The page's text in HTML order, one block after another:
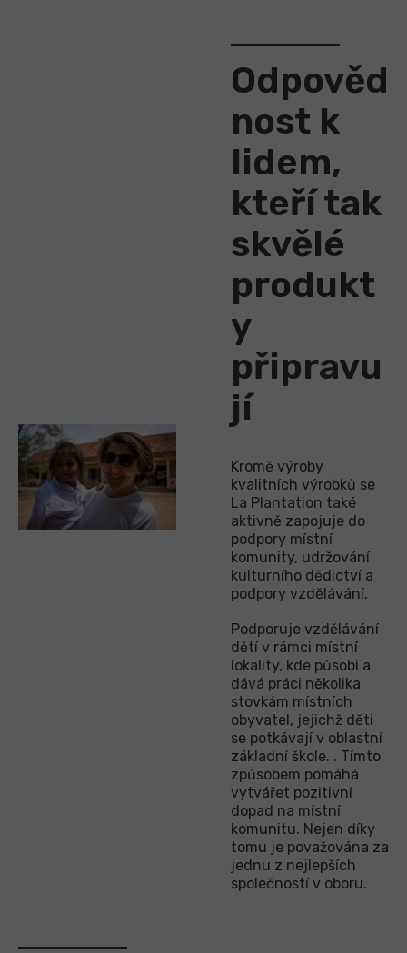
Odpověd
nost k
lidem,
kteří tak
skvělé
produkt
y
připravu
jí
Kromě výroby
kvalitních výrobků se
La Plantation také
aktivně zapojuje do
podpory místní
komunity, udržování
kulturního dědictví a
podpory vzdělávání.
Podporuje vzdělávání
dětí v rámci místní
lokality, kde působí a
dává práci několika
stovkám místních
obyvatel, jejichž děti
se potkávají v oblastní
základní škole. . Tímto
způsobem pomáhá
vytvářet pozitivní
dopad na místní
komunitu. Nejen díky
tomu je považována za
jednu z nejlepších
společností v oboru.